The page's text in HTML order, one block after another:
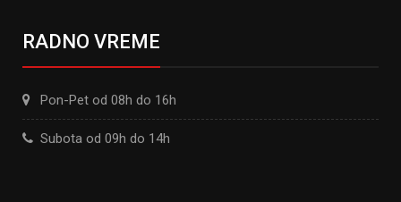
RADNO VREME
Pon-Pet od 08h do 16h
Subota od 09h do 14h